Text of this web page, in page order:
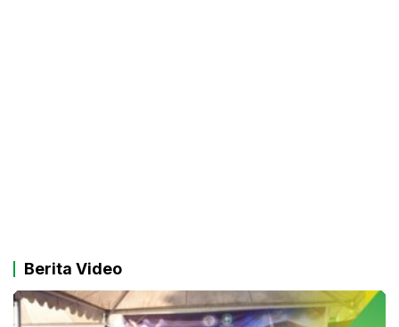
Berita Video